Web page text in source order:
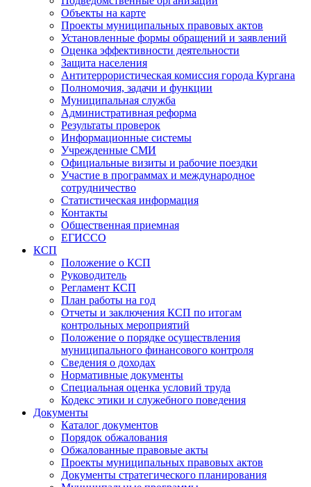
Объекты на карте
Проекты муниципальных правовых актов
Установленные формы обращений и заявлений
Оценка эффективности деятельности
Защита населения
Антитеррористическая комиссия города Кургана
Полномочия, задачи и функции
Муниципальная служба
Административная реформа
Результаты проверок
Информационные системы
Учрежденные СМИ
Официальные визиты и рабочие поездки
Участие в программах и международное
сотрудничество
Статистическая информация
Контакты
Общественная приемная
ЕГИССО
КСП
Положение о КСП
Руководитель
Регламент КСП
План работы на год
Отчеты и заключения КСП по итогам
контрольных мероприятий
Положение о порядке осуществления
муниципального финансового контроля
Сведения о доходах
Нормативные документы
Специальная оценка условий труда
Кодекс этики и служебного поведения
Документы
Каталог документов
Порядок обжалования
Обжалованные правовые акты
Проекты муниципальных правовых актов
Документы стратегического планирования